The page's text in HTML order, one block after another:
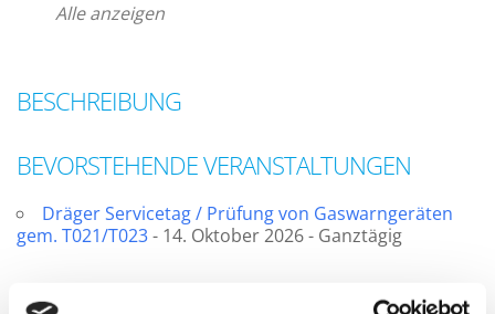
Alle anzeigen
BESCHREIBUNG
BEVORSTEHENDE VERANSTALTUNGEN
Dräger Servicetag / Prüfung von Gaswarngeräten
gem. T021/T023- 14. Oktober 2026 - Ganztägig